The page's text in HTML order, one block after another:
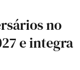
no
e integra